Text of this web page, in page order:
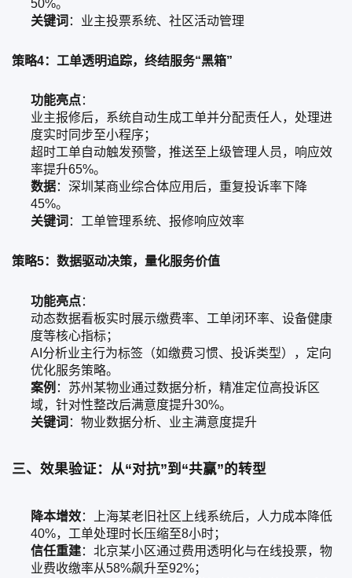
50%。
关键词 ：业主投票系统、社区活动管理
策略4：工单透明追踪，终结服务“黑箱”
功能亮点：
业主报修后，系统自动生成工单并分配责任人，处理进
度实时同步至小程序；
超时工单自动触发预警，推送至上级管理人员，响应效
率提升65%。
数据：深圳某商业综合体应用后，重复投诉率下降
45%。
关键词 ：工单管理系统、报修响应效率
策略5：数据驱动决策，量化服务价值
功能亮点：
动态数据看板实时展示缴费率、工单闭环率、设备健康
度等核心指标；
AI分析业主行为标签（如缴费习惯、投诉类型），定向
优化服务策略。
案例 ：苏州某物业通过数据分析，精准定位高投诉区
域，针对性整改后满意度提升30%。
关键词 ：物业数据分析、业主满意度提升
三、效果验证：从“对抗”到“共赢”的转型
降本增效：上海某老旧社区上线系统后，人力成本降低
40%，工单处理时长压缩至8小时；
信任重建：北京某小区通过费用透明化与在线投票，物
业费收缴率从58%飙升至92%；